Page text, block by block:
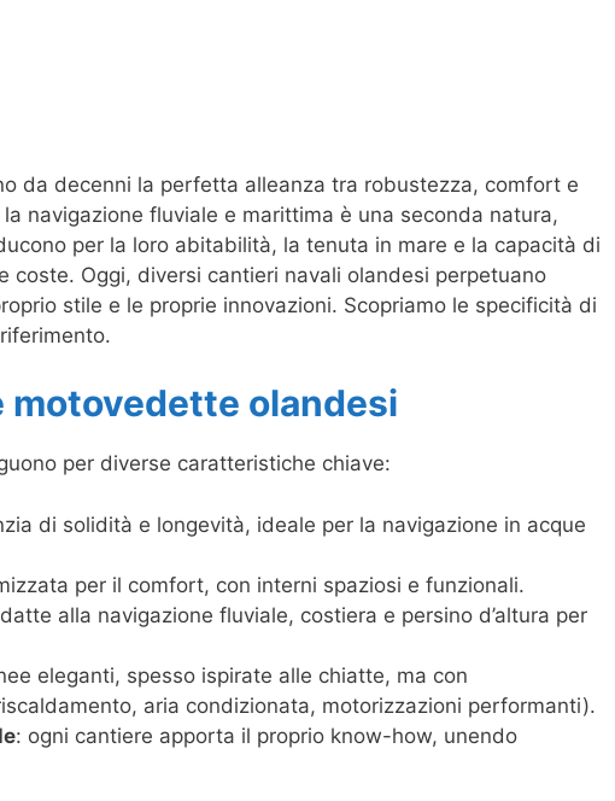
da decenni la perfetta alleanza tra robustezza, comfort e
navigazione fluviale e marittima è una seconda natura,
per la loro abitabilità, la tenuta in mare e la capacità di
coste. Oggi, diversi cantieri navali olandesi perpetuano
stile e le proprie innovazioni. Scopriamo le specificità di
olandesi
per diverse caratteristiche chiave:
di solidità e longevità, ideale per la navigazione in acque
per il comfort, con interni spaziosi e funzionali.
alla navigazione fluviale, costiera e persino d’altura per
eleganti, spesso ispirate alle chiatte, ma con
aria condizionata, motorizzazioni performanti).
: ogni cantiere apporta il proprio know-how, unendo